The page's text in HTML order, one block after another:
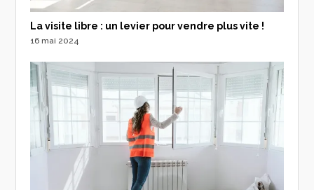
La visite libre : un levier pour vendre plus vite !
16 mai 2024